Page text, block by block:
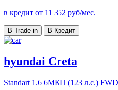
в кредит от 11 352 руб/мес.
В Trade-in В Кредит
hyundai Creta
Standart 1.6 6МКП (123 л.с.) FWD